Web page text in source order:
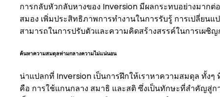
การกลับหัวกลับหางของ Inversion มีผลกระทบอย่างมากต่
สมอง เพิ่มประสิทธิภาพการทำงานในการรับรู้ การเปลี่ยน
สามารถในการปรับตัวและความคิดสร้างสรรค์ในการเผชิ
ค้นหาความสมดุลท่ามกลางความไม่แน่นอน
น่าแปลกที่ Inversion เป็นการฝึกให้เราหาความสมดุล ทั้ง
คือ การใช้แกนกลาง สมาธิ และสติ ซึ่งเป็นทักษะที่สำคัญสู่